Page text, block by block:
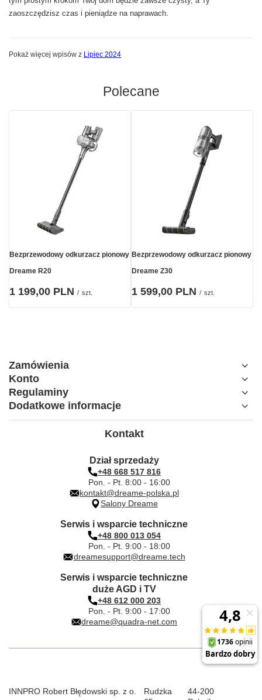
zaoszczędzisz czas i pieniądze na naprawach.
Pokaż więcej wpisów z Lipiec 2024
Polecane
Bezprzewodowy odkurzacz pionowy
Dreame R20
1 199,00 PLN / szt.
Bezprzewodowy odkurzacz pionowy
Dreame Z30
1 599,00 PLN / szt.
Zamówienia
Konto
Regulaminy
Dodatkowe informacje
Kontakt
Dział sprzedaży
+48 668 517 816
Pon. - Pt. 8:00 - 16:00
kontakt@dreame-polska.pl
Salony Dreame
Serwis i wsparcie techniczne
+48 800 013 054
Pon. - Pt. 9:00 - 18:00
dreamesupport@dreame.tech
Serwis i wsparcie techniczne
duże AGD i TV
+48 612 000 203
Pon. - Pt. 9:00 - 17:00
dreame@quadra-net.com
INNPRO Robert Błędowski sp. z o.
Rudzka
44-200